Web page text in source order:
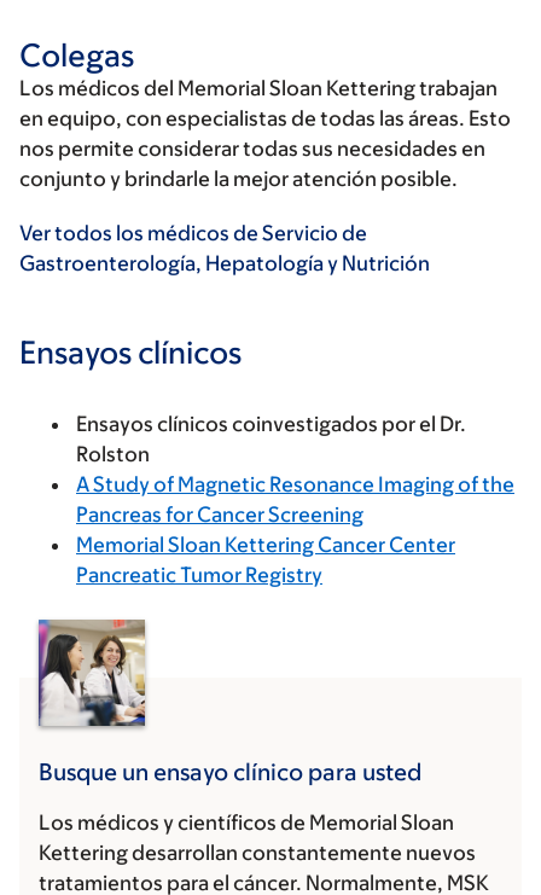
Colegas
Los médicos del Memorial Sloan Kettering trabajan
en equipo, con especialistas de todas las áreas. Esto
nos permite considerar todas sus necesidades en
conjunto y brindarle la mejor atención posible.
Ver todos los médicos de Servicio de
Gastroenterología, Hepatología y Nutrición
Ensayos clínicos
Ensayos clínicos coinvestigados por el Dr.
Rolston
A Study of Magnetic Resonance Imaging of the
Pancreas for Cancer Screening
Memorial Sloan Kettering Cancer Center
Pancreatic Tumor Registry
Busque un ensayo clínico para usted
Los médicos y científicos de Memorial Sloan
Kettering desarrollan constantemente nuevos
tratamientos para el cáncer. Normalmente, MSK